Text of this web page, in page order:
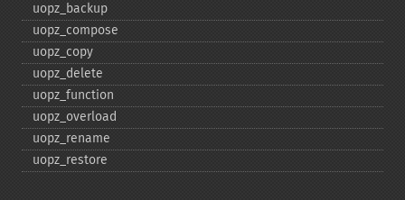
uopz_​backup
uopz_​compose
uopz_​copy
uopz_​delete
uopz_​function
uopz_​overload
uopz_​rename
uopz_​restore